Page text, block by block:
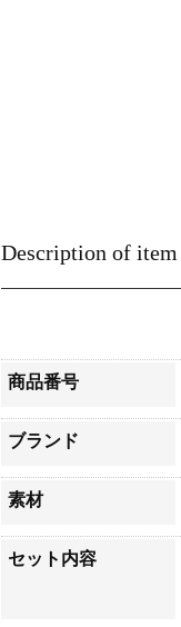
Description of item
商品番号
ブランド
素材
セット内容